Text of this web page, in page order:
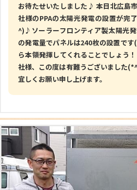
お待たせいたしました♪ 本日北広島
社様のPPAの太陽光発電の設置が完
^)♪ソーラーフロンティア製太陽光
の発電量でパネルは240枚の設置で
ら本領発揮してくれることでしょう
社様、この度は有難うございました
宜しくお願い申し上げます。